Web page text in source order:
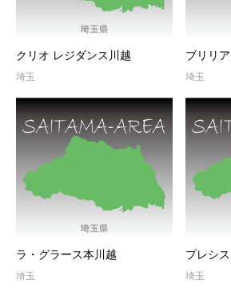
クリオ レジダンス川越
埼玉
ブリリ
埼玉
ラ・グラース本川越
埼玉
プレシ
埼玉